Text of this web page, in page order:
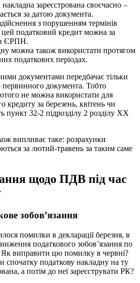
зареєстрована своєчасно –
за датою документа.
з порушенням термінів
цей податковий кредит можна за
в ЄРПН.
можна також використати протягом
податкових періодах.
документами передбачає тільки
первинного документа. Тобто
не можна використати для
кредиту за березень, квітень чи
пункт 32-2 підрозділу 2 розділу ХХ
випливає таке: розрахунки
за лютий-травень за таким саме
щодо ПДВ під час
зобов’язання
помилки в декларації березня, в
податкового зобов’язання по
виправити цю помилку в червні?
спочатку податкову накладну на ту
а потім до неї зареєструвати РК?